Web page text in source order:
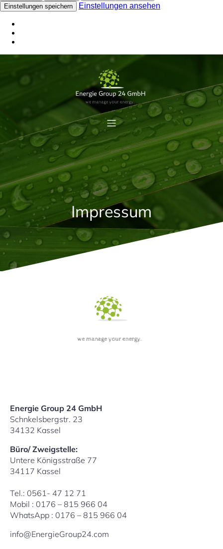
Einstellungen speichern
Einstellungen ansehen
Zum
springen
Impressum
Energie Group 24 GmbH
Schnkelsbergstr. 23
34132 Kassel
Büro/ Zweigstelle:
Untere Königsstraße 77
34117 Kassel
Tel.: 0561- 47 12 71
Mobil : 0176 – 815 966 04
WhatsApp : 0176 – 815 966 04
info@EnergieGroup24.com